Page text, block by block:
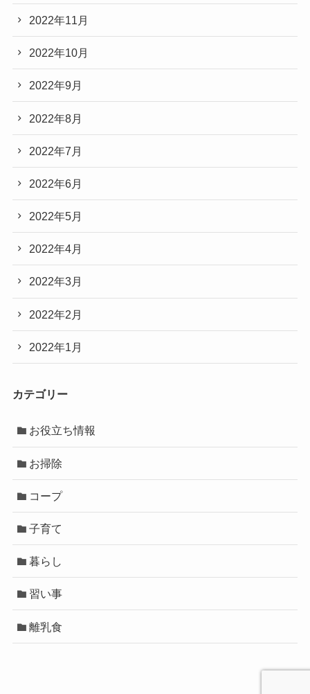
2022年11月
2022年10月
2022年9月
2022年8月
2022年7月
2022年6月
2022年5月
2022年4月
2022年3月
2022年2月
2022年1月
カテゴリー
お役立ち情報
お掃除
コープ
子育て
暮らし
習い事
離乳食